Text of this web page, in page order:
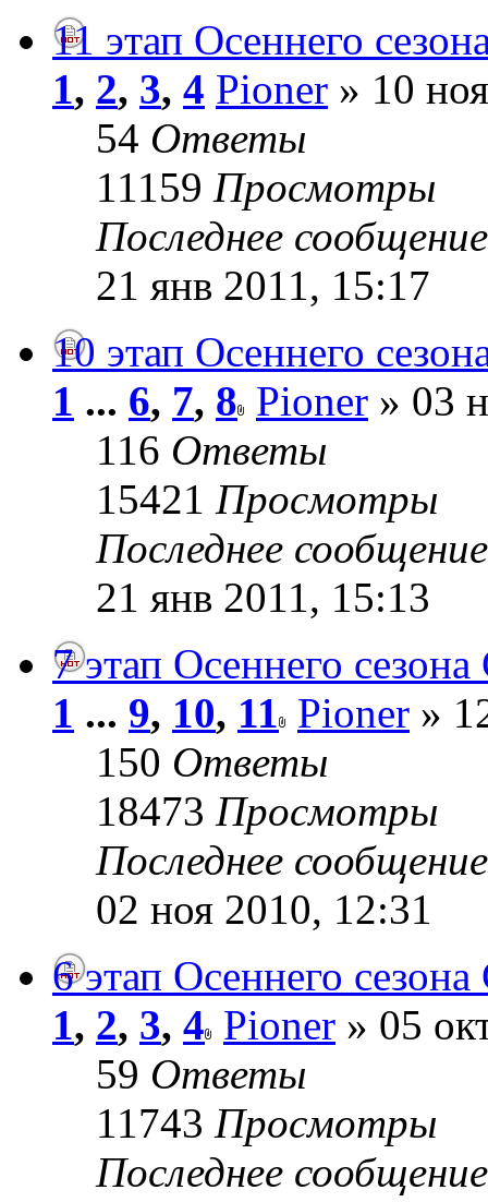
11 этап Осеннего
1, 2, 3, 4 Pioner » 10
54 Ответы
11159 Просмотры
Последнее
21 янв 2011, 15:17
10 этап Осеннего
1 ... 6, 7, 8 Pioner » 03
116 Ответы
15421 Просмотры
Последнее
21 янв 2011, 15:13
7 этап Осеннего
1 ... 9, 10, 11 Pioner »
150 Ответы
18473 Просмотры
Последнее
02 ноя 2010, 12:31
6 этап Осеннего
1, 2, 3, 4 Pioner » 05
59 Ответы
11743 Просмотры
Последнее